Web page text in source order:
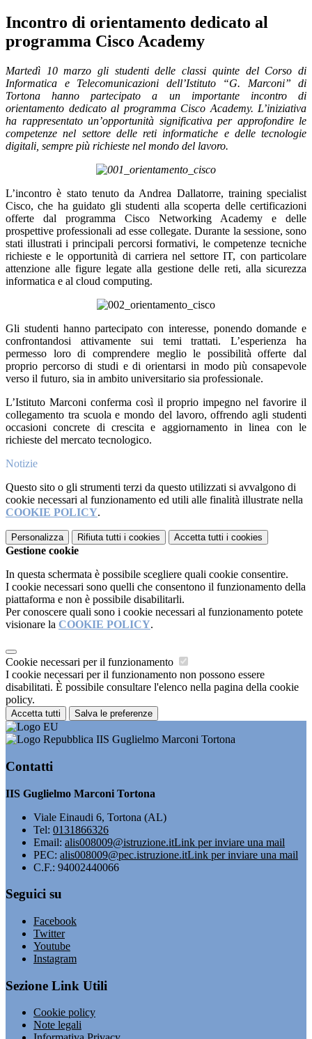
Incontro di orientamento dedicato al
programma Cisco Academy
Martedì 10 marzo gli studenti delle classi quinte del Corso di
Informatica e Telecomunicazioni dell’Istituto “G. Marconi” di
Tortona hanno partecipato a un importante incontro di
orientamento dedicato al programma Cisco Academy. L’iniziativa
ha rappresentato un’opportunità significativa per approfondire le
competenze nel settore delle reti informatiche e delle tecnologie
digitali, sempre più richieste nel mondo del lavoro.
L’incontro è stato tenuto da Andrea Dallatorre, training specialist
Cisco, che ha guidato gli studenti alla scoperta delle certificazioni
offerte dal programma Cisco Networking Academy e delle
prospettive professionali ad esse collegate. Durante la sessione, sono
stati illustrati i principali percorsi formativi, le competenze tecniche
richieste e le opportunità di carriera nel settore IT, con particolare
attenzione alle figure legate alla gestione delle reti, alla sicurezza
informatica e al cloud computing.
Gli studenti hanno partecipato con interesse, ponendo domande e
confrontandosi attivamente sui temi trattati. L’esperienza ha
permesso loro di comprendere meglio le possibilità offerte dal
proprio percorso di studi e di orientarsi in modo più consapevole
verso il futuro, sia in ambito universitario sia professionale.
L’Istituto Marconi conferma così il proprio impegno nel favorire il
collegamento tra scuola e mondo del lavoro, offrendo agli studenti
occasioni concrete di crescita e aggiornamento in linea con le
richieste del mercato tecnologico.
Notizie
Questo sito o gli strumenti terzi da questo utilizzati si avvalgono di
cookie necessari al funzionamento ed utili alle finalità illustrate nella
COOKIE POLICY.
Personalizza Rifiuta tutti i cookies Accetta tutti i cookies
Gestione cookie
In questa schermata è possibile scegliere quali cookie consentire.
I cookie necessari sono quelli che consentono il funzionamento della
piattaforma e non è possibile disabilitarli.
Per conoscere quali sono i cookie necessari al funzionamento potete
visionare la COOKIE POLICY.
Cookie necessari per il funzionamento
I cookie necessari per il funzionamento non possono essere
disabilitati. È possibile consultare l'elenco nella pagina della cookie
policy.
Accetta tutti Salva le preferenze
IIS Guglielmo Marconi Tortona
Contatti
IIS Guglielmo Marconi Tortona
Viale Einaudi 6, Tortona (AL)
Tel: 0131866326
Email: alis008009@istruzione.itLink per inviare una mail
PEC: alis008009@pec.istruzione.itLink per inviare una mail
C.F.: 94002440066
Seguici su
Facebook
Twitter
Youtube
Instagram
Sezione Link Utili
Cookie policy
Note legali